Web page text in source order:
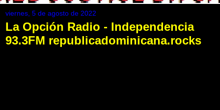
viernes, 5 de agosto de 2022
La Opción Radio - Independencia
93.3FM republicadominicana.rocks